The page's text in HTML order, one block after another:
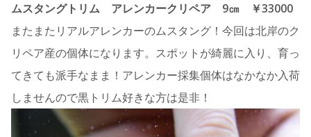
ムスタングトリム アレンカークリペア 9㎝ ￥33000
またまたリアルアレンカーのムスタング！今回は北岸のク
リペア産の個体になります。スポットが綺麗に入り、育っ
てきても派手なまま！アレンカー採集個体はなかなか入荷
しませんので黒トリム好きな方は是非！